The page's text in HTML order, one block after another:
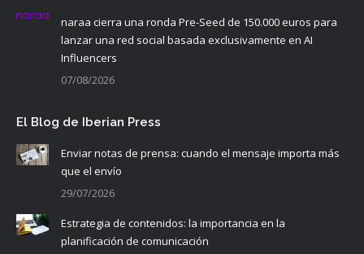
naraa cierra una ronda Pre-Seed de 150.000 euros para
lanzar una red social basada exclusivamente en AI
Influencers
07/08/2026
El Blog de Iberian Press
Enviar notas de prensa: cuando el mensaje importa más
que el envío
29/07/2026
Estrategia de contenidos: la importancia en la
planificación de comunicación